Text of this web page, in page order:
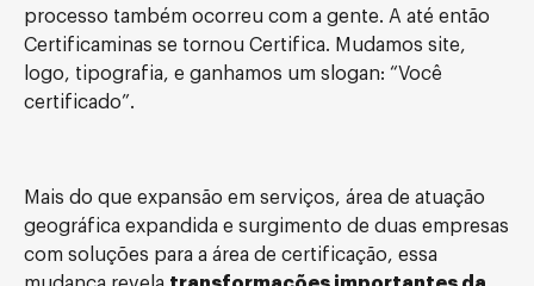
processo também ocorreu com a gente. A até então
Certificaminas se tornou Certifica. Mudamos site,
logo, tipografia, e ganhamos um slogan: “Você
certificado”.
Mais do que expansão em serviços, área de atuação
geográfica expandida e surgimento de duas empresas
com soluções para a área de certificação, essa